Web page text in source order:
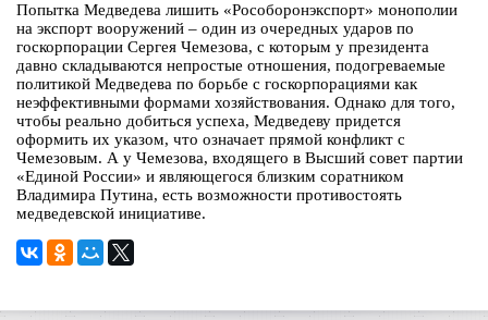
Попытка Медведева лишить «Рособоронэкспорт» монополии
на экспорт вооружений – один из очередных ударов по
госкорпорации Сергея Чемезова, с которым у президента
давно складываются непростые отношения, подогреваемые
политикой Медведева по борьбе с госкорпорациями как
неэффективными формами хозяйствования. Однако для того,
чтобы реально добиться успеха, Медведеву придется
оформить их указом, что означает прямой конфликт с
Чемезовым. А у Чемезова, входящего в Высший совет партии
«Единой России» и являющегося близким соратником
Владимира Путина, есть возможности противостоять
медведевской инициативе.